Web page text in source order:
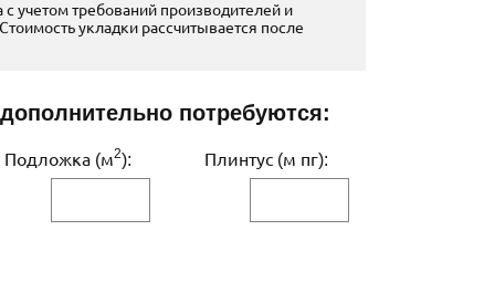
учетом требований производителей и
укладки рассчитывается после
потребуются:
Подложка (м2): Плинтус (м пг):